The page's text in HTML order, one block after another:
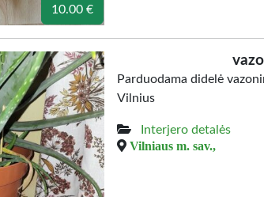
10.00 €
Parduodama didelė
Vilnius
Interjero detalės
Vilniaus m. sav.,